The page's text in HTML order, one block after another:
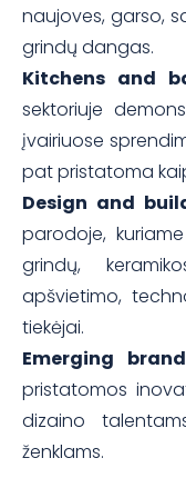
naujoves, garso,
grindų dangas.
Kitchens and
sektoriuje
įvairiuose
pat pristatoma
Design and
parodoje,
grindų,
apšvietimo,
tiekėjai.
Emerging
pristatomos
dizaino
ženklams.